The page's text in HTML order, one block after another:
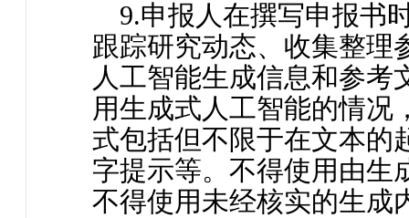
9.申报人在撰写申报书
跟踪研究动态、收集整理
人工智能生成信息和参考
用生成式人工智能的情况
式包括但不限于在文本的
字提示等。不得使用由生
不得使用未经核实的生成